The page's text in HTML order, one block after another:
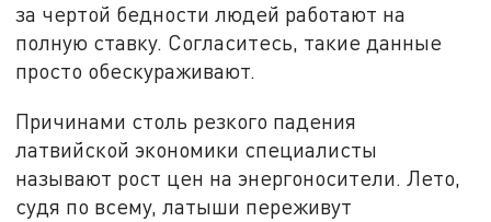
за чертой бедности людей работают на
полную ставку. Согласитесь, такие данные
просто обескураживают.
Причинами столь резкого падения
латвийской экономики специалисты
называют рост цен на энергоносители. Лето,
судя по всему, латыши переживут